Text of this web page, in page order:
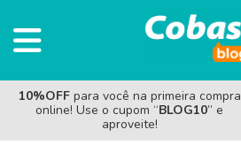
10%OFF para você na primeira compra
online! Use o cupom “BLOG10” e
aproveite!